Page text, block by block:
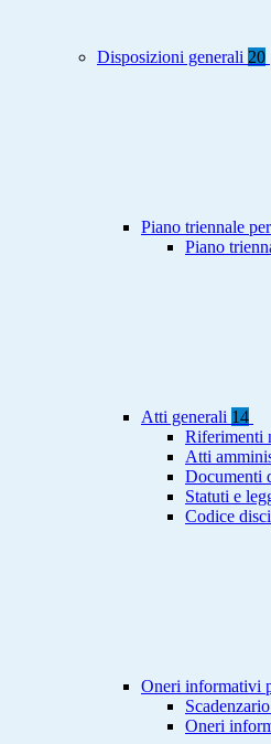
Disposizioni generali 20
Piano triennale
Piano
Atti generali 14
Riferimenti
Atti
Documenti
Statuti e
Codice
Oneri informativi
Oneri